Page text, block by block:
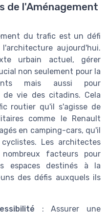
de l'Aménagement
du trafic est un défi
aujourd'hui.
urbain actuel, gérer
non seulement pour la
mais aussi pour
vie des citadins. Cela
routier qu'il s'agisse de
comme le Renault
en camping-cars, qu'il
Les architectes
facteurs pour
espaces destinés à la
des défis auxquels ils
: Assurer une